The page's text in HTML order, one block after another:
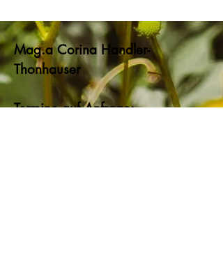
Mag.a Corina Handler-
Thonhauser
Termine auf Anfrage: